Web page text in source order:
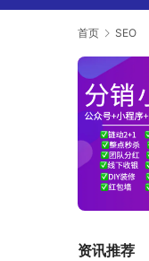
首页 SEO
资讯推荐